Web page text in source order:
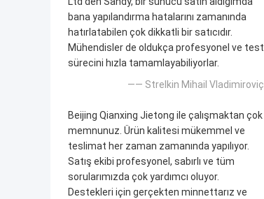
bana yapılandırma hatalarını zamanında
hatırlatabilen çok dikkatli bir satıcıdır.
Mühendisler de oldukça profesyonel ve test
sürecini hızla tamamlayabiliyorlar.
—— Strelkin Mihail Vladimiroviç
Beijing Qianxing Jietong ile çalışmaktan çok
memnunuz. Ürün kalitesi mükemmel ve
teslimat her zaman zamanında yapılıyor.
Satış ekibi profesyonel, sabırlı ve tüm
sorularımızda çok yardımcı oluyor.
Destekleri için gerçekten minnettarız ve